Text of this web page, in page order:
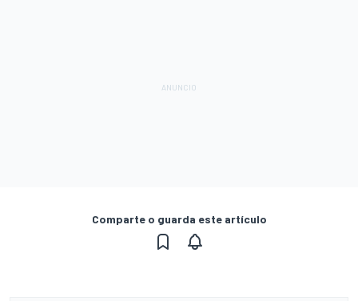
Comparte o guarda este artículo